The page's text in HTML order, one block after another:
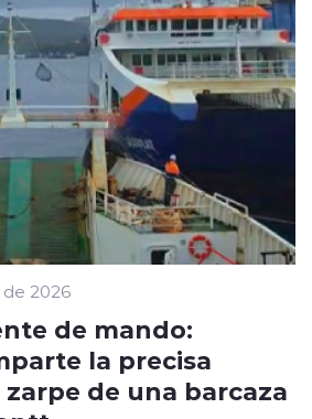
2026
de mando:
la precisa
de una barcaza